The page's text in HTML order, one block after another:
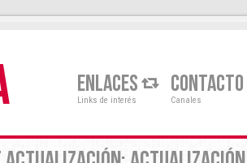
ENLACES
Links de interés
CONTACTO
Canales